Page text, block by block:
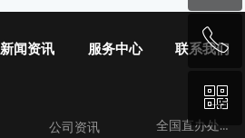
新闻资讯
公司资讯
服务中心
全国直办处导航图
联系我们
回到顶部
ꂅ
400-608-7881
ꀥ